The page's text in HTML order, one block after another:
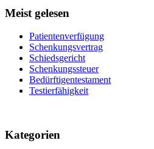
Meist gelesen
Patientenverfügung
Schenkungsvertrag
Schiedsgericht
Schenkungssteuer
Bedürftigentestament
Testierfähigkeit
Kategorien